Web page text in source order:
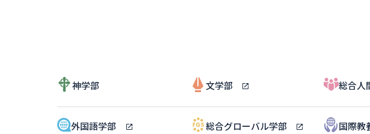
神学部 文学部 総合人
外国語学部 総合グローバル学部 国際教